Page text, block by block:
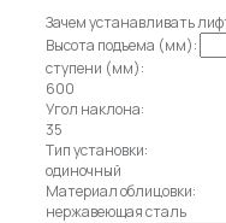
Зачем устанавливать
Высота подъема (мм):
ступени (мм):
600
Угол наклона:
35
Тип установки:
одиночный
Материал облицовки:
нержавеющая сталь